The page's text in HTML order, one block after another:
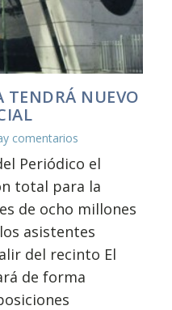
TENDRÁ NUEVO
comentarios
Periódico el
total para la
de ocho millones
asistentes
del recinto El
de forma